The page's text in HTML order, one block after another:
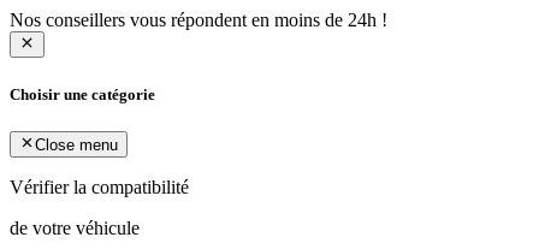
Nos conseillers vous répondent en moins de 24h !
Choisir une catégorie
Close menu
Vérifier la compatibilité
de votre véhicule